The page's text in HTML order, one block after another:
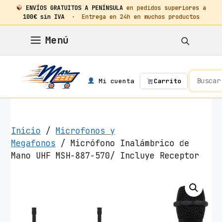
ENVÍOS GRATUITOS A PENÍNSULA en pedidos superiores a
100€ sin IVA· Entrega en 24h en muchos productos
contenido
Menú
Mi cuenta Carrito
Inicio / Microfonos y
Megafonos / Micrófono Inalámbrico de
Mano UHF MSH-887-570/ Incluye Receptor